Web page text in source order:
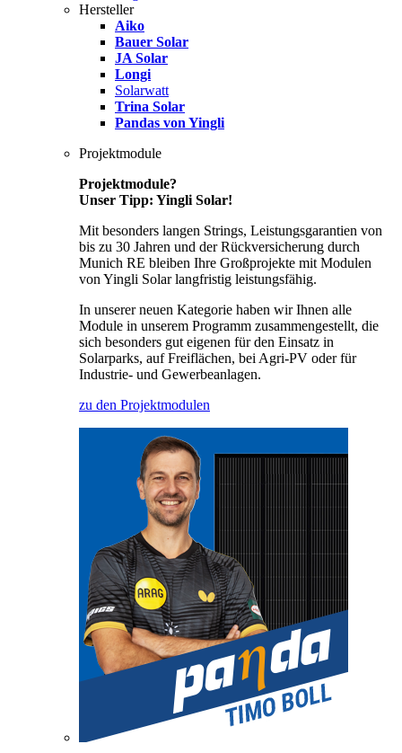
Hersteller
Aiko
Bauer Solar
JA Solar
Longi
Solarwatt
Trina Solar
Pandas von Yingli
Projektmodule
Projektmodule?
Unser Tipp: Yingli Solar!
Mit besonders langen Strings, Leistungsgarantien von
bis zu 30 Jahren und der Rückversicherung durch
Munich RE bleiben Ihre Großprojekte mit Modulen
von Yingli Solar langfristig leistungsfähig.
In unserer neuen Kategorie haben wir Ihnen alle
Module in unserem Programm zusammengestellt, die
sich besonders gut eigenen für den Einsatz in
Solarparks, auf Freiflächen, bei Agri-PV oder für
Industrie- und Gewerbeanlagen.
zu den Projektmodulen